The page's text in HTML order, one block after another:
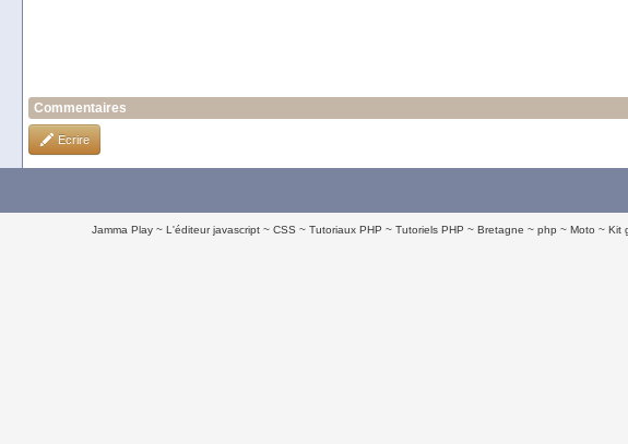
Commentaires
Ecrire
Jamma Play L'éditeur javascript CSS Tutoriaux PHP Tutoriels PHP Bretagne php Moto Kit